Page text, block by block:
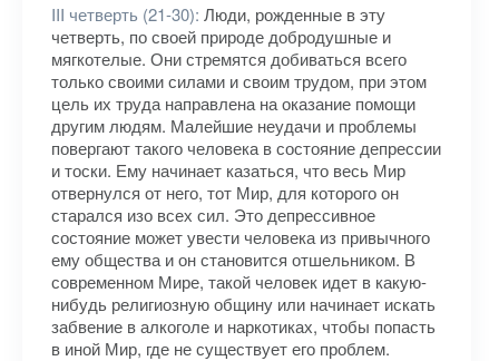
III четверть (21-30): Люди, рожденные в эту
четверть, по своей природе добродушные и
мягкотелые. Они стремятся добиваться всего
только своими силами и своим трудом, при этом
цель их труда направлена на оказание помощи
другим людям. Малейшие неудачи и проблемы
повергают такого человека в состояние депрессии
и тоски. Ему начинает казаться, что весь Мир
отвернулся от него, тот Мир, для которого он
старался изо всех сил. Это депрессивное
состояние может увести человека из привычного
ему общества и он становится отшельником. В
современном Мире, такой человек идет в какую-
нибудь религиозную общину или начинает искать
забвение в алкоголе и наркотиках, чтобы попасть
в иной Мир, где не существует его проблем.